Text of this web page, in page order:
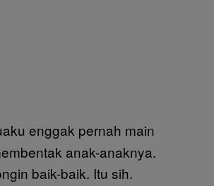
enggak pernah main
anak-anaknya.
baik-baik. Itu sih.